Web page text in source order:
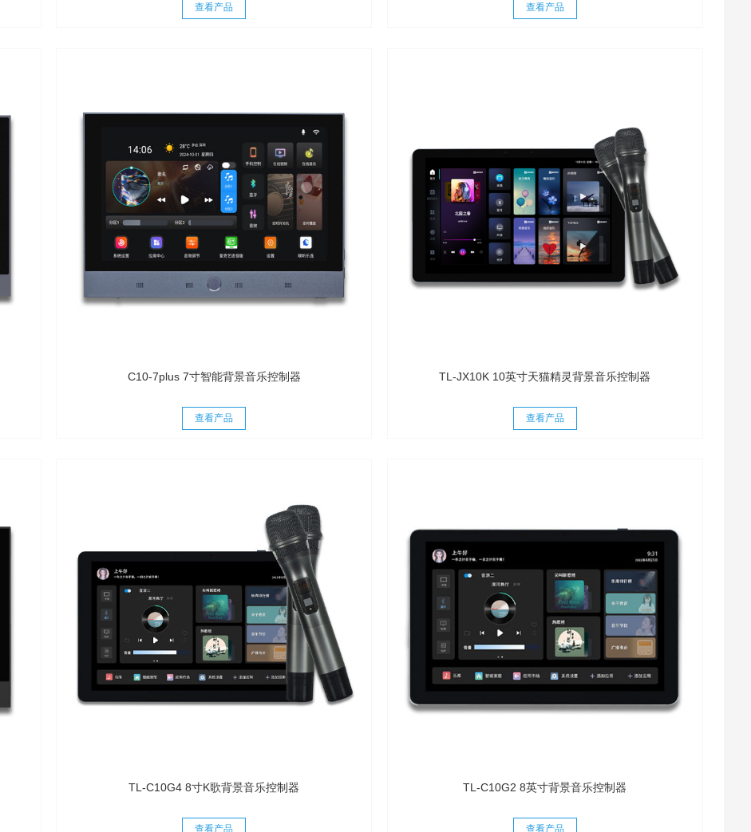
查看产品 查看产品
C10-7plus 7寸智能背景音乐控制器
查看产品
TL-JX10K 10英寸天猫精灵背景音乐控制器
查看产品
TL-C10G4 8寸K歌背景音乐控制器
查看产品
TL-C10G2 8英寸背景音乐控制器
查看产品